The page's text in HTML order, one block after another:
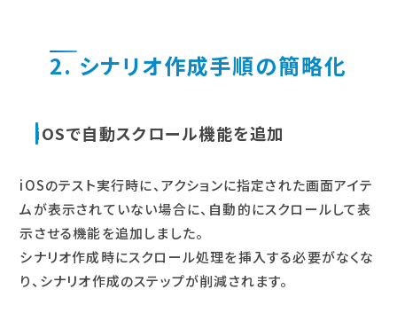
2. シナリオ作成手順の簡略化
iOSで自動スクロール機能を追加
iOSのテスト実行時に、アクションに指定された画面アイテ
ムが表示されていない場合に、自動的にスクロールして表
示させる機能を追加しました。
シナリオ作成時にスクロール処理を挿入する必要がなくな
り、シナリオ作成のステップが削減されます。